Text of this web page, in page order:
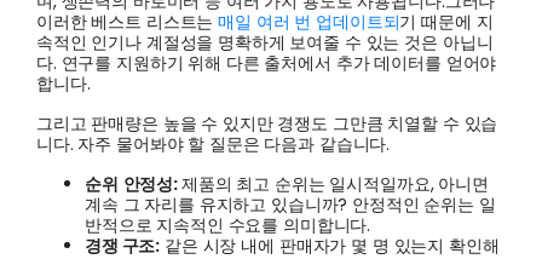
이러한 베스트 리스트는매일 여러 번 업데이트되기 때문에 지
속적인 인기나 계절성을 명확하게 보여줄 수 있는 것은 아닙니
다. 연구를 지원하기 위해 다른 출처에서 추가 데이터를 얻어야
합니다.
그리고 판매량은 높을 수 있지만 경쟁도 그만큼 치열할 수 있습
니다. 자주 물어봐야 할 질문은 다음과 같습니다.
순위 안정성:제품의 최고 순위는 일시적일까요, 아니면
계속 그 자리를 유지하고 있습니까? 안정적인 순위는 일
반적으로 지속적인 수요를 의미합니다.
경쟁 구조: 같은 시장 내에 판매자가 몇 명 있는지 확인해